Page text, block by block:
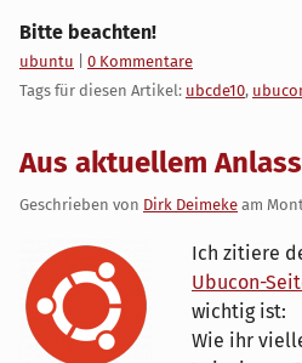
Bitte beachten!
Kategorien:
ubuntu
0 Kommentare
Tags für diesen Artikel: ubcde10,
Aus aktuellem
Geschrieben von Dirk Deimeke am
Ich zitiere
Ubucon-
wichtig ist:
Wie ihr